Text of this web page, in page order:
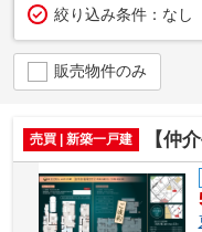
絞り込み条件： なし
販売物件のみ
売買 | 新築一戸建 【仲介